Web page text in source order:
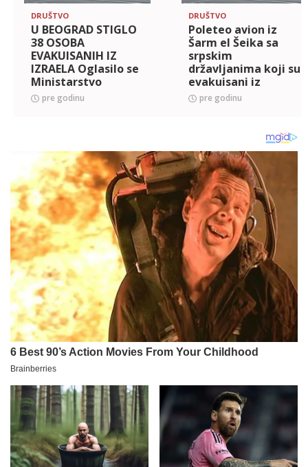
DRUŠTVO
U BEOGRAD STIGLO
38 OSOBA
EVAKUISANIH IZ
IZRAELA Oglasilo se
Ministarstvo
spoljnih poslova:
Situacija u Iranu još
pre godinu
DRUŠTVO
Poleteo avion iz
Šarm el Šeika sa
srpskim
državljanima koji su
evakuisani iz
Izraela
pre godinu